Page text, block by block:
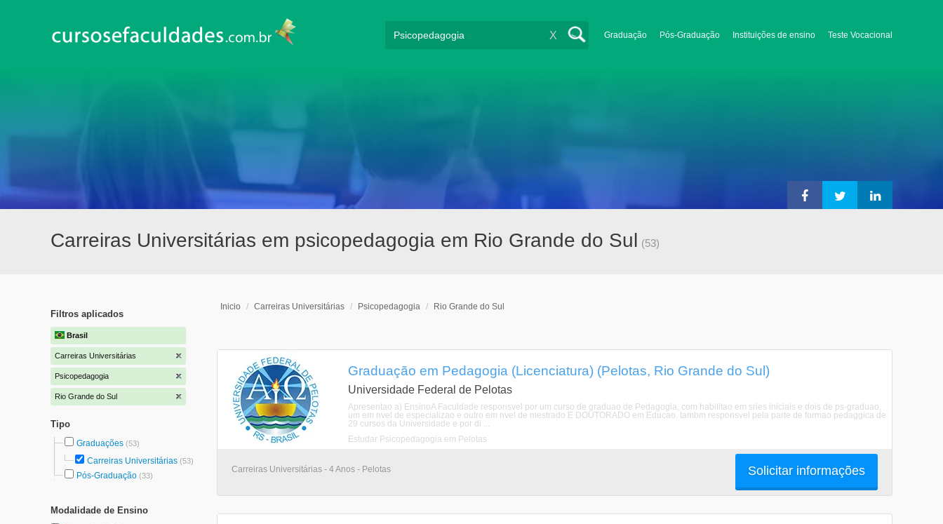
Graduação Pós-Graduação Instituições de ensino Teste Vocacional
X
Carreiras Universitárias em psicopedagogia em Rio Grande do Sul (53)
Filtros aplicados
Brasil
Carreiras Universitárias
Psicopedagogia
Rio Grande do Sul
Tipo
Graduações (53)
Carreiras Universitárias (53)
Pós-Graduação (33)
Modalidade de Ensino
Inicio / Carreiras Universitárias / Psicopedagogia / Rio Grande do Sul
Graduação em Pedagogia (Licenciatura) (Pelotas, Rio Grande do Sul)
Universidade Federal de Pelotas
Apresentao a) EnsinoA Faculdade responsvel por um curso de graduao de Pedagogia, com habilitao em sries iniciais e dois de ps-graduao,
um em nvel de especializao e outro em nvel de mestrado E DOUTORADO em Educao. tambm responsvel pela parte de formao pedaggica de
29 cursos da Universidade e por di ...
Estudar Psicopedagogia em Pelotas
Carreiras Universitárias - 4 Anos - Pelotas Solicitar informações